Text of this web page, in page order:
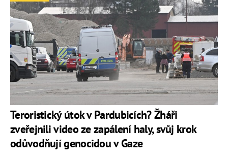
Teroristický útok v Pardubicích? Žháři
zveřejnili video ze zapálení haly, svůj krok
odůvodňují genocidou v Gaze